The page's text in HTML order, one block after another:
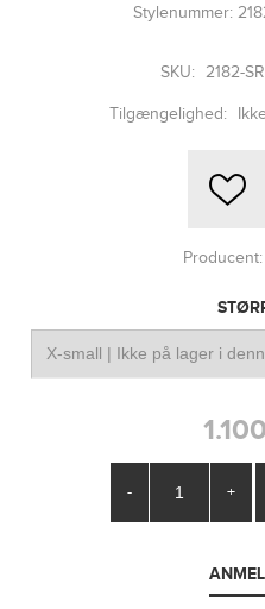
Stylenummer:
SKU: 2182-
Tilgængelighed:
Producent:
- +